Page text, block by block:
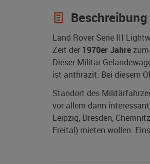
Beschreibung
Land Rover Serie III
Zeit der 1970er Jahre
Dieser Militär
ist anthrazit. Bei diesem
Standort des
vor allem dann
Leipzig, Dresden,
Freital) mieten wollen.